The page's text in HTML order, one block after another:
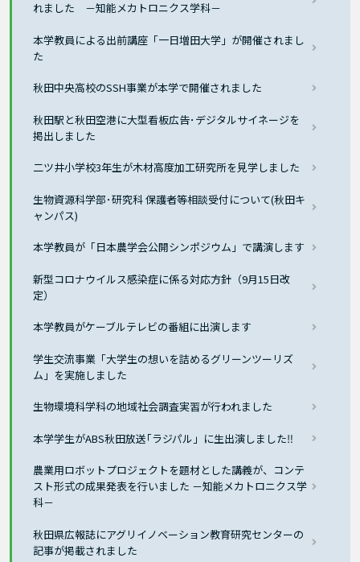
れました －知能メカトロニクス学科－
本学教員による出前講座「一日増田大学」が開催されまし
た
秋田中央高校のSSH事業が本学で開催されました
秋田駅と秋田空港に大型看板広告･デジタルサイネージを
掲出しました
二ツ井小学校3年生が木材高度加工研究所を見学しました
生物資源科学部･研究科 保護者等相談受付について(秋田キ
ャンパス)
本学教員が「日本農学会公開シンポジウム」で講演します
新型コロナウイルス感染症に係る対応方針（9月15日改
定）
本学教員がケーブルテレビの番組に出演します
学生交流事業「大学生の想いを詰めるグリーンツーリズ
ム」を実施しました
生物環境科学科の地域社会調査実習が行われました
本学学生がABS秋田放送｢ラジパル」に生出演しました‼
農業用ロボットプロジェクトを題材とした講義が、コンテ
スト形式の成果発表を行いました －知能メカトロニクス学
科－
秋田県広報誌にアグリイノベーション教育研究センターの
記事が掲載されました